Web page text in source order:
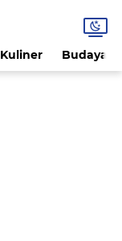
Kuliner Budaya